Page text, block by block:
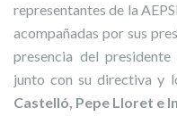
representantes de la
acompañadas por sus
presencia del
junto con su directiva y
Castelló, Pepe Lloret e